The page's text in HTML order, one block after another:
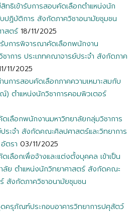
ทธิเข้ารับการสอบคัดเลือกตำแหน่งนัก
ปฏิบัติการ สังกัดภาควิชาอนามัยชุมชน
สตร์18/11/2025
รับการพิจารณาคัดเลือกพนักงาน
าการ ประเภทคณาจารย์ประจำ สังกัดภาค
11/2025
นการสอบคัดเลือกภาคความเหมาะสมกับ
) ตำแหน่งนักวิชาการคอมพิวเตอร์
เลือกพนักงานมหาวิทยาลัยกลุ่มวิชาการ
ระจำ สังกัดคณะศิลปศาสตร์และวิทยาการ
ตรา 03/11/2025
เลือกเพื่อจ้างและแต่งตั้งบุคคล เข้าเป็น
ลัย ตำแหน่งนักวิทยาศาสตร์ สังกัดคณะ
สังกัดภาควิชาอนามัยชุมชน
ดครุภัณฑ์ประกอบอาคารวิทยาการปศุสัตว์